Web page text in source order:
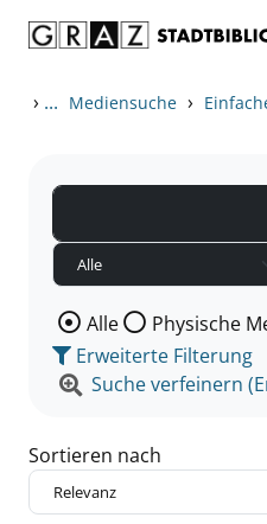
› ... Mediensuche ›
Wählen Sie die
Alle Physische
Erweiterte Filterung
Suche verfeinern
Sortieren nach